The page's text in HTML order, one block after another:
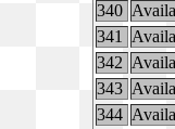
340
341
342
343
344